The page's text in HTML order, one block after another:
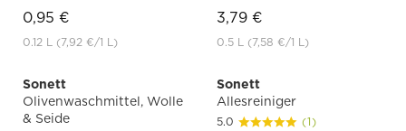
0,95 €
0.12 L (7,92 €/1 L)
3,79 €
0.5 L (7,58 €/1 L)
Sonett
Olivenwaschmittel, Wolle
& Seide
Sonett
Allesreiniger
5.0 (1)